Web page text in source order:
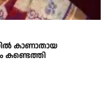
കാണാതായ
കണ്ടെത്തി